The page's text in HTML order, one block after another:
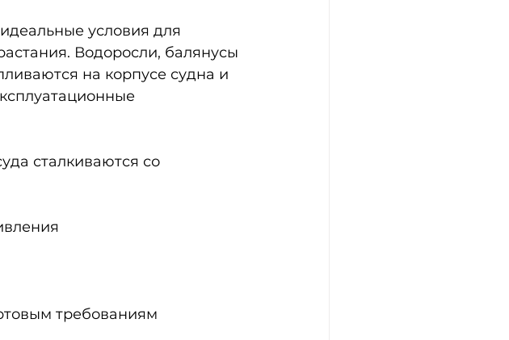
условия для
Водоросли, балянусы
на корпусе судна и
сталкиваются со
требованиям